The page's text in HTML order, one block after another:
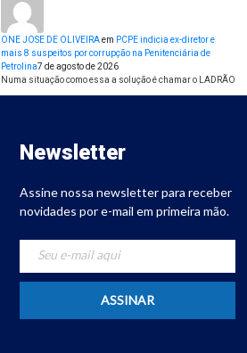
ONE JOSE DE OLIVEIRAem PCPE indicia ex-diretor e
mais 8 suspeitos por corrupção na Penitenciária de
Petrolina7 de agosto de 2026
Numa situação como essa a solução é chamar o LADRÃO
Newsletter
Assine nossa newsletter para receber
novidades por e-mail em primeira mão.